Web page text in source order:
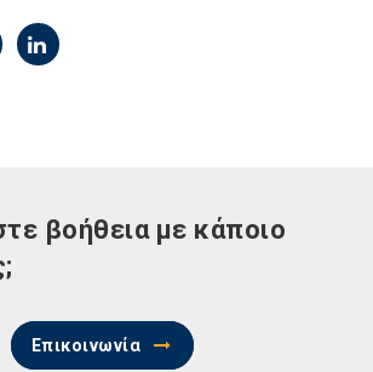
βοήθεια με κάποιο
Επικοινωνία